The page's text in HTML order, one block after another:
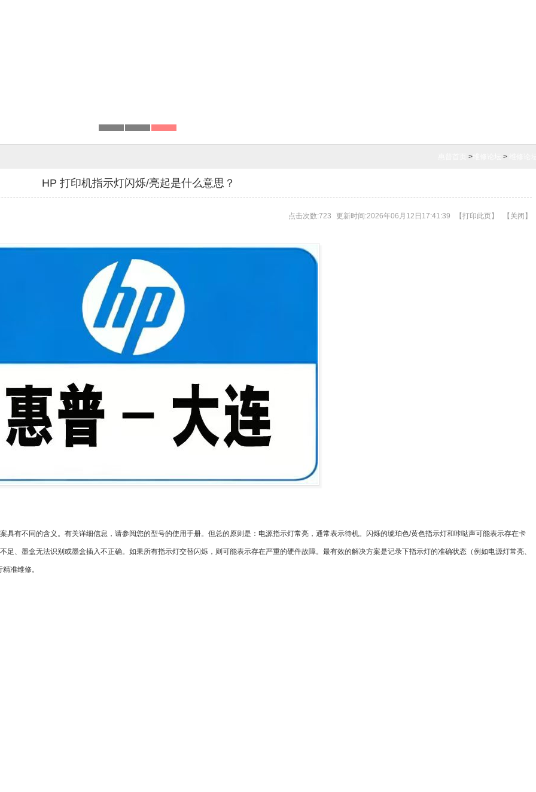
> >
HP 打印机指示灯闪烁/亮起是什么意思？
点击次数:723 更新时间:2026年06月12日17:41:39 【打印此页】 【 关闭 】
有不同的含义。有关详细信息，请参阅您的型号的使用手册。但总的原则是：电源指示灯常亮，通常表示待机。闪烁的琥珀色/黄色指示灯和咔哒声可能表示存在卡
、墨盒无法识别或墨盒插入不正确。如果所有指示灯交替闪烁，则可能表示存在严重的硬件故障。最有效的解决方案是记录下指示灯的准确状态（例如电源灯常亮、
准维修。